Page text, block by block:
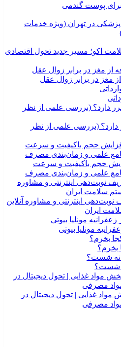
برای پوست گندمی
در تهران (ویژه خدمات
اکو؛ مسیر جدید تحول اقتصادی
در برابر زوال عقل
دارد؟ (بررسی علمی از نظر
حجم باکیفیت و سرعت
علمی و زمان‌بندی مصرف
نوبت‌دهی اینترنتی و مشاوره آنلاین
ایران
مونلیا بیوتی
بخرم؟
شست؟
مواد غذایی | تحول دیجیتال در
مصرفی